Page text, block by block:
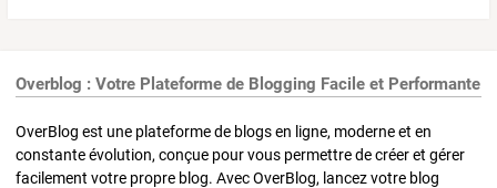
Overblog : Votre Plateforme de Blogging Facile et Performante
OverBlog est une plateforme de blogs en ligne, moderne et en
constante évolution, conçue pour vous permettre de créer et gérer
facilement votre propre blog. Avec OverBlog, lancez votre blog